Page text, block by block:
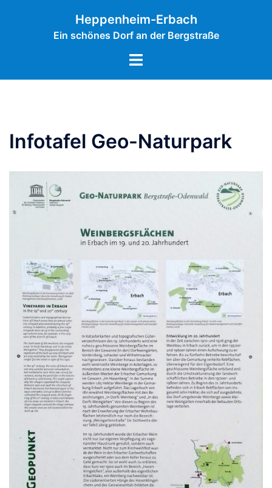
Heppenheim-Erbach
Ein schönes Dorf an der Bergstraße
Menü
umschalten
Infotafel Geo-Naturpark